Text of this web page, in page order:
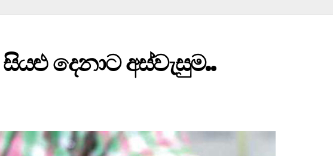
දෙනාට අස්වැසුම..